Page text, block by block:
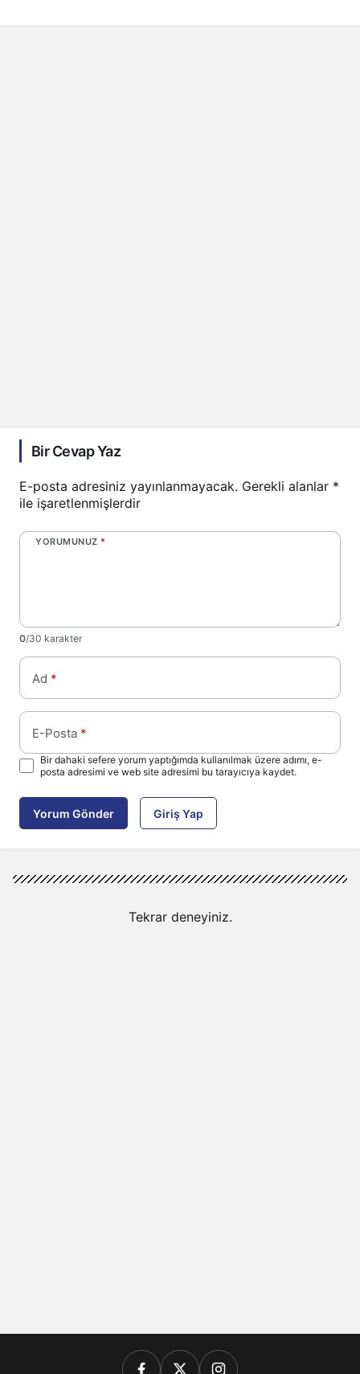
Bir Cevap Yaz
E-posta adresiniz yayınlanmayacak. Gerekli alanlar *
ile işaretlenmişlerdir
YORUMUNUZ *
0/30 karakter
Ad *
E-Posta *
Bir dahaki sefere yorum yaptığımda kullanılmak üzere adımı, e-
posta adresimi ve web site adresimi bu tarayıcıya kaydet.
Yorum Gönder Giriş Yap
Tekrar deneyiniz.